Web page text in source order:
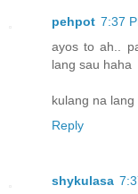
pehpot 7:37
ayos to ah..
lang sau haha
kulang na lang
Reply
shykulasa